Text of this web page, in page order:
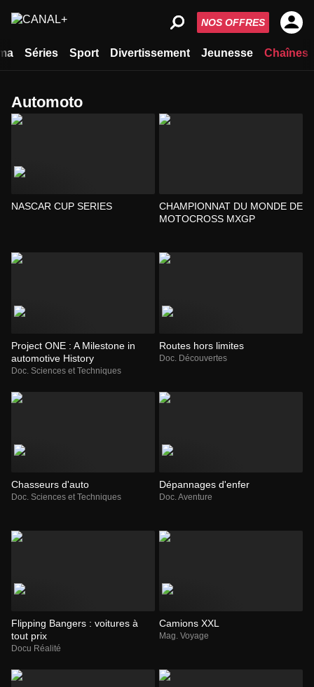
Séries Sport Divertissement Jeunesse Chaînes
NOS OFFRES
Automoto
NASCAR CUP SERIES
CHAMPIONNAT DU MONDE DE
MOTOCROSS MXGP
Project ONE : A Milestone in
automotive History
Doc. Sciences et Techniques
Routes hors limites
Doc. Découvertes
Chasseurs d'auto
Doc. Sciences et Techniques
Dépannages d'enfer
Doc. Aventure
Flipping Bangers : voitures à
tout prix
Docu Réalité
Camions XXL
Mag. Voyage